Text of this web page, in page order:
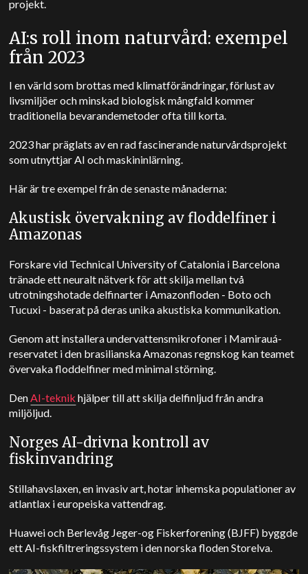
projekt.
AI:s roll inom naturvård: exempel
från 2023
I en värld som brottas med klimatförändringar, förlust av
livsmiljöer och minskad biologisk mångfald kommer
traditionella bevarandemetoder ofta till korta.
2023 har präglats av en rad fascinerande naturvårdsprojekt
som utnyttjar AI och maskininlärning.
Här är tre exempel från de senaste månaderna:
Akustisk övervakning av floddelfiner i
Amazonas
Forskare vid Technical University of Catalonia i Barcelona
tränade ett neuralt nätverk för att skilja mellan två
utrotningshotade delfinarter i Amazonfloden - Boto och
Tucuxi - baserat på deras unika akustiska kommunikation.
Genom att installera undervattensmikrofoner i Mamirauá-
reservatet i den brasilianska Amazonas regnskog kan teamet
övervaka floddelfiner med minimal störning.
Den AI-teknik hjälper till att skilja delfinljud från andra
miljöljud.
Norges AI-drivna kontroll av
fiskinvandring
Stillahavslaxen, en invasiv art, hotar inhemska populationer av
atlantlax i europeiska vattendrag.
Huawei och Berlevåg Jeger-og Fiskerforening (BJFF) byggde
ett AI-fiskfiltreringssystem i den norska floden Storelva.